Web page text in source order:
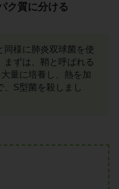
ク質に分ける
同様に肺炎双球菌を使
まずは、鞘と呼ばれる
量に培養し、熱を加
、S型菌を殺しまし